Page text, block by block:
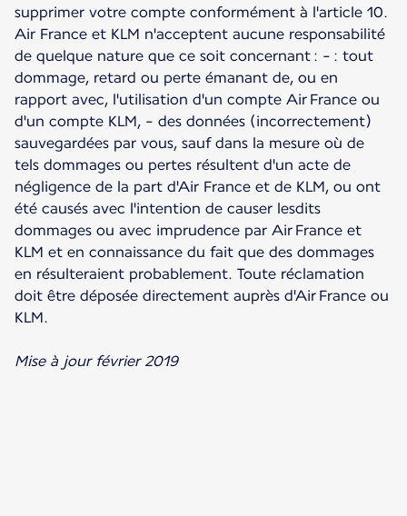
supprimer votre compte conformément à l'article 10.
Air France et KLM n'acceptent aucune responsabilité
de quelque nature que ce soit concernant : - : tout
dommage, retard ou perte émanant de, ou en
rapport avec, l'utilisation d'un compte Air France ou
d'un compte KLM, - des données (incorrectement)
sauvegardées par vous, sauf dans la mesure où de
tels dommages ou pertes résultent d'un acte de
négligence de la part d'Air France et de KLM, ou ont
été causés avec l'intention de causer lesdits
dommages ou avec imprudence par Air France et
KLM et en connaissance du fait que des dommages
en résulteraient probablement. Toute réclamation
doit être déposée directement auprès d'Air France ou
KLM.
Mise à jour février 2019